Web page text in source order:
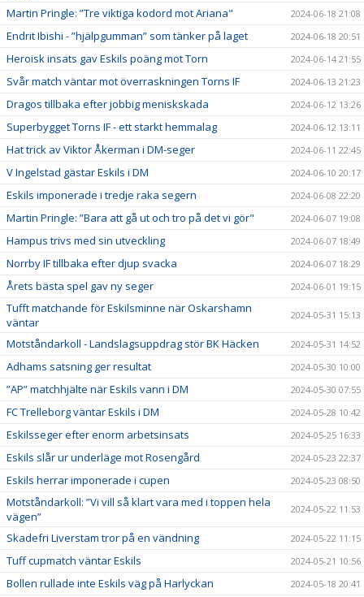
Martin Pringle: ”Tre viktiga kodord mot Ariana" 2024-06-18 21:08
Endrit Ibishi - ”hjälpgumman” som tänker på laget 2024-06-18 20:51
Heroisk insats gav Eskils poäng mot Torn 2024-06-14 21:55
Svår match väntar mot överraskningen Torns IF 2024-06-13 21:23
Dragos tillbaka efter jobbig meniskskada 2024-06-12 13:26
Superbygget Torns IF - ett starkt hemmalag 2024-06-12 13:11
Hat trick av Viktor Åkerman i DM-seger 2024-06-11 22:45
V Ingelstad gästar Eskils i DM 2024-06-10 20:17
Eskils imponerade i tredje raka segern 2024-06-08 22:20
Martin Pringle: ”Bara att gå ut och tro på det vi gör" 2024-06-07 19:08
Hampus trivs med sin utveckling 2024-06-07 18:49
Norrby IF tillbaka efter djup svacka 2024-06-07 18:29
Årets bästa spel gav ny seger 2024-06-01 19:15
Tufft matchande för Eskilsminne när Oskarshamn
väntar
2024-05-31 15:13
Motståndarkoll - Landslagsuppdrag stör BK Häcken 2024-05-31 14:52
Adhams satsning ger resultat 2024-05-30 10:00
”AP” matchhjälte när Eskils vann i DM 2024-05-30 07:55
FC Trelleborg väntar Eskils i DM 2024-05-28 10:42
Eskilsseger efter enorm arbetsinsats 2024-05-25 16:33
Eskils slår ur underläge mot Rosengård 2024-05-23 22:37
Eskils herrar imponerade i cupen 2024-05-23 08:50
Motståndarkoll: ”Vi vill så klart vara med i toppen hela
vägen”
2024-05-22 11:53
Skadefri Liverstam tror på en vändning 2024-05-22 11:15
Tuff cupmatch väntar Eskils 2024-05-21 10:56
Bollen rullade inte Eskils väg på Harlyckan 2024-05-18 20:41